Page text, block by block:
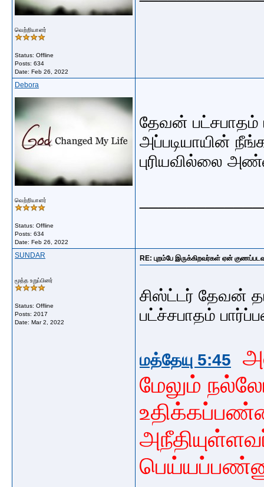
வெற்றியாளர்
Status: Offline
Posts: 634
Date: Feb 26, 2022
Debora
வெற்றியாளர்
Status: Offline
Posts: 634
Date: Feb 26, 2022
தேவன் பட்சபாதம்
அப்படியாயின்
புரியவில்லை
SUNDAR
மூத்த உறுப்பினர்
Status: Offline
Posts: 2017
Date: Mar 2, 2022
RE: புறம்பே இருக்கிறவர்கள் ஏன்
சிஸ்ட்டர் தேவன்
பட்ச்சபாதம்
மத்தேயு 5:45
மேலும்